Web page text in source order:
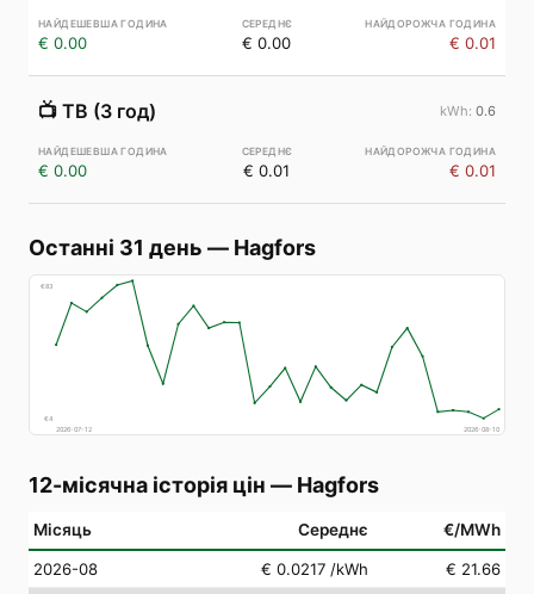
€ 0.00 € 0.00 € 0.01
📺 ТВ (3 год) 0.6
€ 0.00 € 0.01 € 0.01
Останні 31 день — Hagfors
€83
€4
2026-07-12
2026-08-10
12-місячна історія цін — Hagfors
Місяць Середнє €/MWh
2026-08 € 0.0217 /kWh
€ 21.66